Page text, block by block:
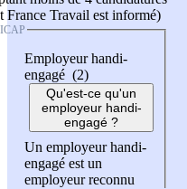
France Travail est informé)
Employeur handi-
engagé (2)
Qu'est-ce qu'un
employeur handi-
engagé ?
Un employeur handi-
engagé est un
employeur reconnu